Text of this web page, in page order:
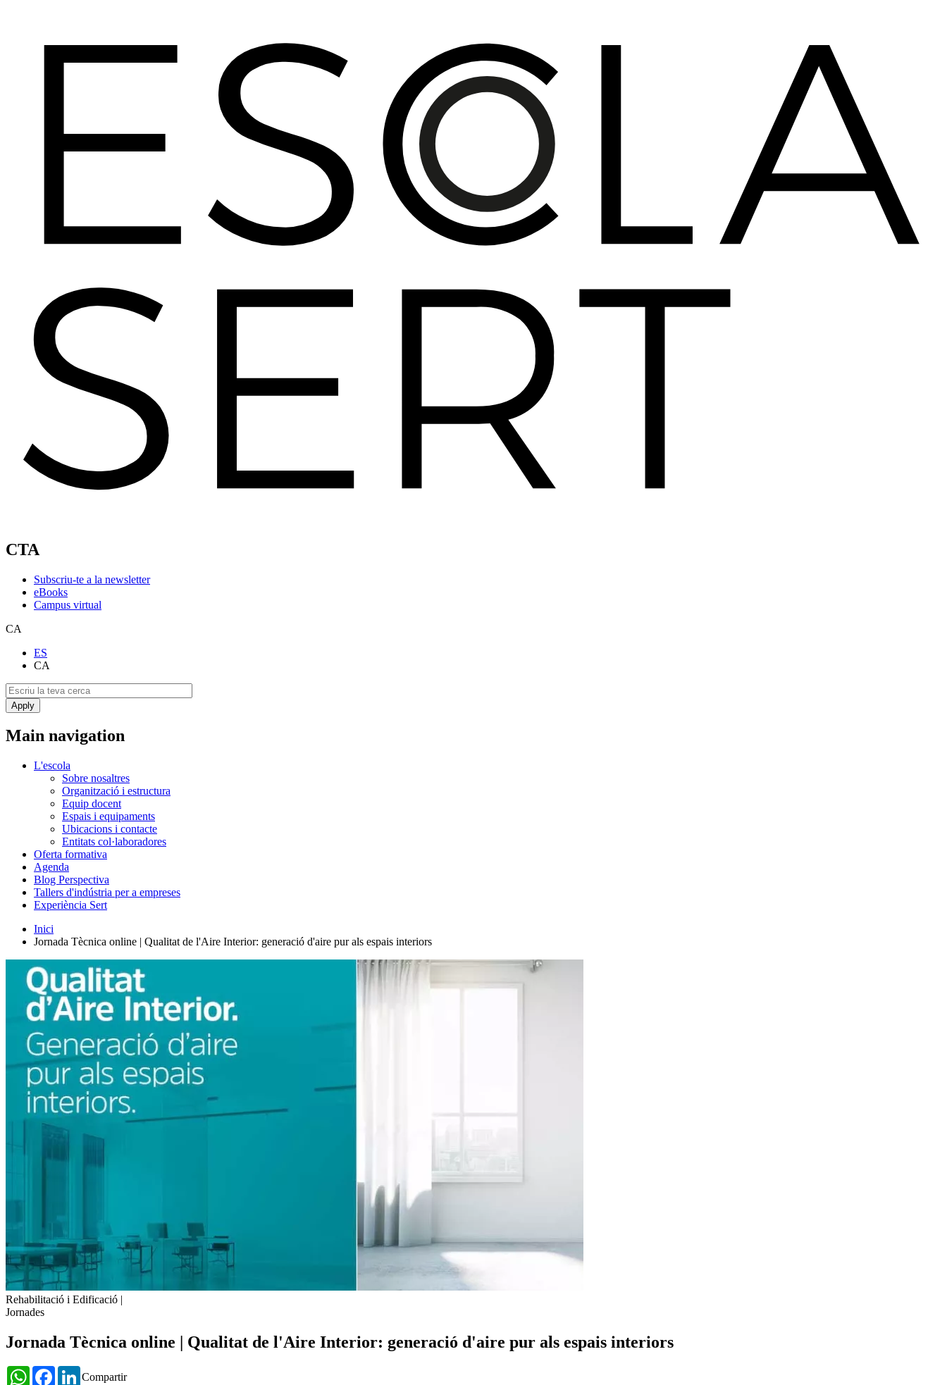
CTA
Subscriu-te a la newsletter
eBooks
Campus virtual
CA
ES
CA
Main navigation
L'escola
Sobre nosaltres
Organització i estructura
Equip docent
Espais i equipaments
Ubicacions i contacte
Entitats col·laboradores
Oferta formativa
Agenda
Blog Perspectiva
Tallers d'indústria per a empreses
Experiència Sert
Inici
Jornada Tècnica online | Qualitat de l'Aire Interior: generació d'aire pur als espais interiors
Rehabilitació i Edificació |
Jornades
Jornada Tècnica online | Qualitat de l'Aire Interior: generació d'aire pur als espais interiors
Compartir
WhatsAppFacebookLinkedIn